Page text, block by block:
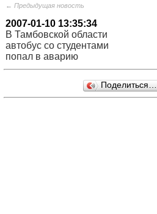
← Предыдущая новость
2007-01-10 13:35:34
В Тамбовской области
автобус со студентами
попал в аварию
Поделиться…